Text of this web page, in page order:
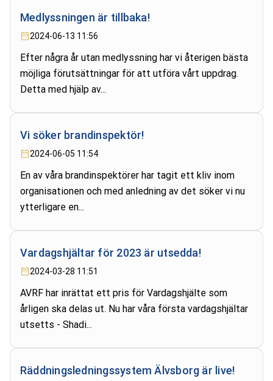
Medlyssningen är tillbaka!
2024-06-13 11:56
Efter några år utan medlyssning har vi återigen bästa
möjliga förutsättningar för att utföra vårt uppdrag.
Detta med hjälp av...
Vi söker brandinspektör!
2024-06-05 11:54
En av våra brandinspektörer har tagit ett kliv inom
organisationen och med anledning av det söker vi nu
ytterligare en...
Vardagshjältar för 2023 är utsedda!
2024-03-28 11:51
AVRF har inrättat ett pris för Vardagshjälte som
årligen ska delas ut. Nu har våra första vardagshjältar
utsetts - Shadi...
Räddningsledningssystem Älvsborg är live!